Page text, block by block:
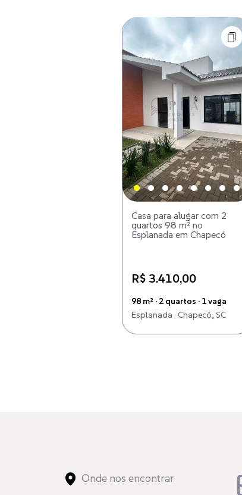
Casa para alugar com 2
quartos 98 m² no
Esplanada em Chapecó
R$ 3.410,00
98 m² · 2 quartos · 1 vaga
Esplanada · Chapecó, SC
Onde nos encontrar